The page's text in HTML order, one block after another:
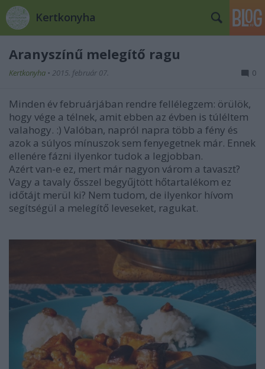
Kertkonyha
Aranyszínű melegítő ragu
Kertkonyha • 2015. február 07. 0
Minden év februárjában rendre fellélegzem: örülök,
hogy vége a télnek, amit ebben az évben is túléltem
valahogy. :) Valóban, napról napra több a fény és
azok a súlyos mínuszok sem fenyegetnek már. Ennek
ellenére fázni ilyenkor tudok a legjobban.
Azért van-e ez, mert már nagyon várom a tavaszt?
Vagy a tavaly ősszel begyűjtött hőtartalékom ez
időtájt merül ki? Nem tudom, de ilyenkor hívom
segítségül a melegítő leveseket, ragukat.